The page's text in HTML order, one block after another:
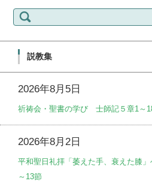
索:
説教集
2026年8月5日
祈祷会・聖書の学び 士師記５章1～
2026年8月2日
平和聖日礼拝「萎えた手、衰えた膝
～13節